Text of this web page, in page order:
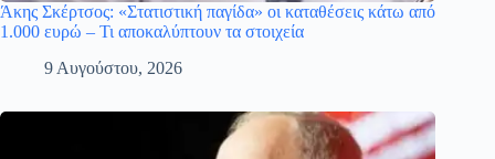
Άκης Σκέρτσος: «Στατιστική παγίδα» οι καταθέσεις κάτω από
1.000 ευρώ – Τι αποκαλύπτουν τα στοιχεία
9 Αυγούστου, 2026